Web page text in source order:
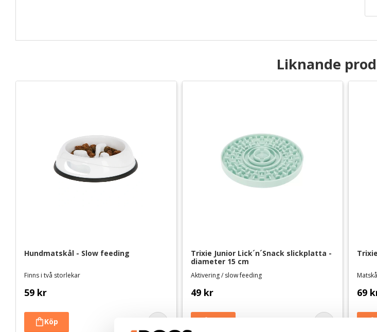
Liknande
Hundmatskål - Slow feeding
Finns i två storlekar
59 kr
Trixie Junior Lick´n´Snack slickplatta -
diameter 15 cm
Aktivering / slow feeding
49 kr 69